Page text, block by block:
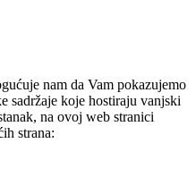
nam da Vam pokazujemo
sadržaje koje hostiraju vanjski
na ovoj web stranici
strana: